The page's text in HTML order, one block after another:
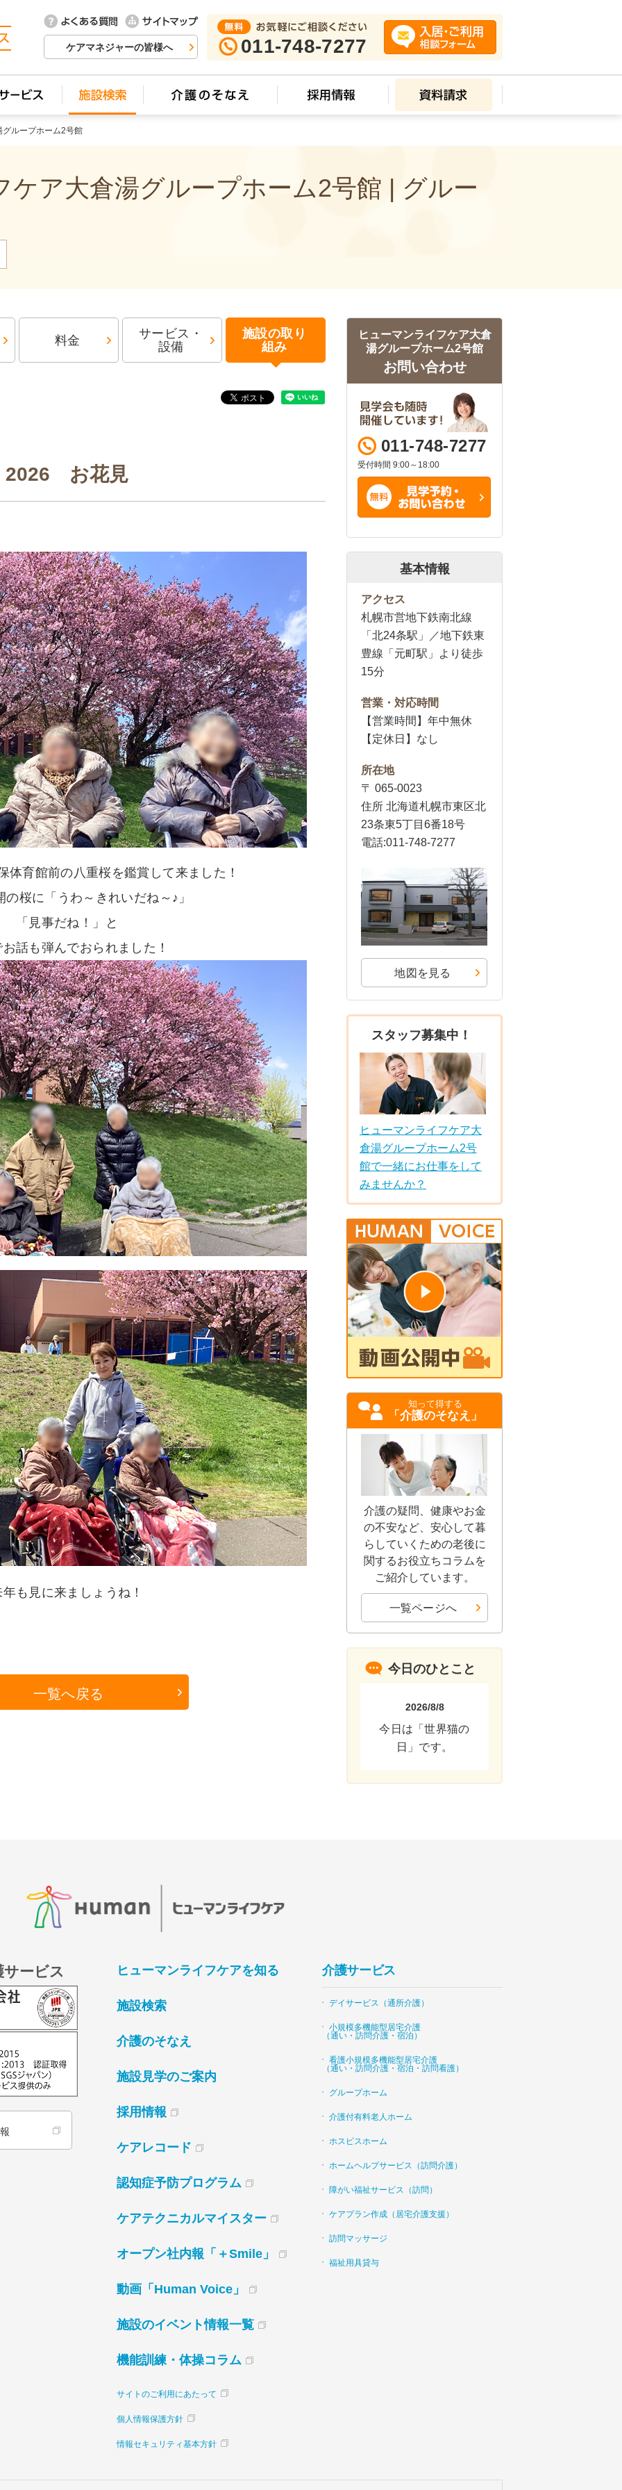
ケアマネジャーの皆様へ 011-748-7277
ループホーム2号館
ケア大倉湯グループホーム2号館 | グルー
料金
サービス・
設備
施設の取り
組み
2026 お花見
体育館前の八重桜を鑑賞して来ました！
の桜に「うわ～きれいだね～♪」
「見事だね！」と
話も弾んでおられました！
年も見に来ましょうね！
一覧へ戻る
ヒューマンライフケア大倉
湯グループホーム2号館
お問い合わせ
011-748-7277
受付時間 9:00～18:00
基本情報
アクセス
札幌市営地下鉄南北線
「北24条駅」／地下鉄東
豊線「元町駅」より徒歩
15分
営業・対応時間
【営業時間】年中無休
【定休日】なし
所在地
〒 065-0023
住所 北海道札幌市東区北
23条東5丁目6番18号
電話:011-748-7277
地図を見る
スタッフ募集中！
ヒューマンライフケア大
倉湯グループホーム2号
館で一緒にお仕事をして
みませんか？
知って得する
「介護のそなえ」
介護の疑問、健康やお金
の不安など、安心して暮
らしていくための老後に
関するお役立ちコラムを
ご紹介しています。
一覧ページへ
今日のひとこと
2026/8/8
今日は「世界猫の
日」です。
ービス ヒューマンライフケアを知る
施設検索
介護のそなえ
施設見学のご案内
採用情報
ケアレコード
認知症予防プログラム
ケアテクニカルマイスター
オープン社内報「＋Smile」
動画「Human Voice」
施設のイベント情報一覧
機能訓練・体操コラム
サイトのご利用にあたって
個人情報保護方針
情報セキュリティ基本方針
介護サービス
デイサービス（通所介護）
小規模多機能型居宅介護
（通い・訪問介護・宿泊）
看護小規模多機能型居宅介護
（通い・訪問介護・宿泊・訪問看護）
グループホーム
介護付有料老人ホーム
ホスピスホーム
ホームヘルプサービス（訪問介護）
障がい福祉サービス（訪問）
ケアプラン作成（居宅介護支援）
訪問マッサージ
福祉用具貸与